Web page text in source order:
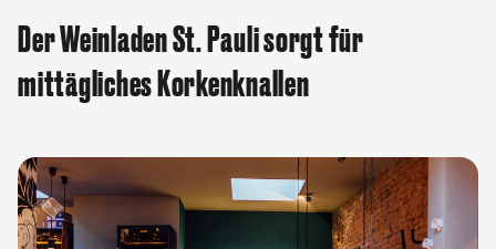
Der Weinladen St. Pauli sorgt für
mittägliches Korkenknallen